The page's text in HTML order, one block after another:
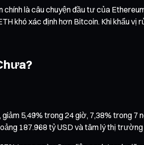
chính là câu chuyện đầu tư của
khó xác định hơn Bitcoin. Khi
5,49% trong 24 giờ, 7,38% trong
187.968 tỷ USD và tâm lý thị